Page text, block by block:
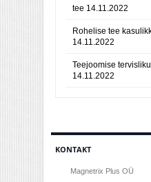
tee 14.11.2022
Rohelise tee
14.11.2022
Teejoomise
14.11.2022
KONTAKT
Magnetrix Plus OÜ